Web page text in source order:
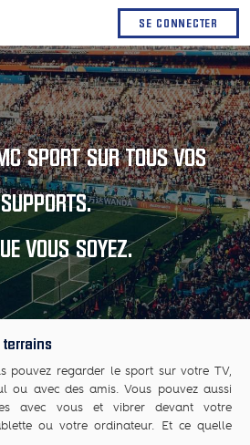
SE CONNECTER
SPORT SUR TOUS VOS
SUPPORTS.
VOUS SOYEZ.
pouvez regarder le sport sur votre TV,
ou avec des amis. Vous pouvez aussi
avec vous et vibrer devant votre
ou votre ordinateur. Et ce quelle